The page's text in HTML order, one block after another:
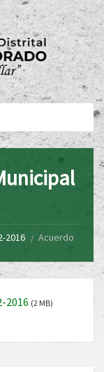
2016
Acuerdo
2016 (2 MB)